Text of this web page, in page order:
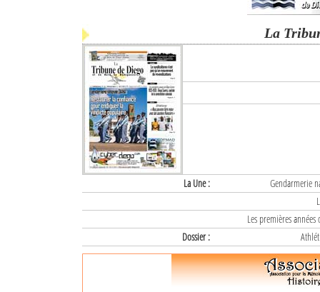
La
La Une :
Gendarmerie
Les premières
Dossier :